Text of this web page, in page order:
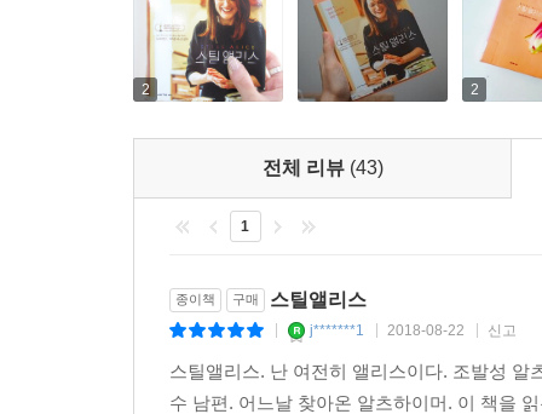
2 2
전체 리뷰 (43)
1
종이책 구매 스틸앨리스
j*******1 2018-08-22 신고
스틸앨리스. 난 여전히 앨리스이다. 조발성
수 남편. 어느날 찾아온 알츠하이머. 이 책을